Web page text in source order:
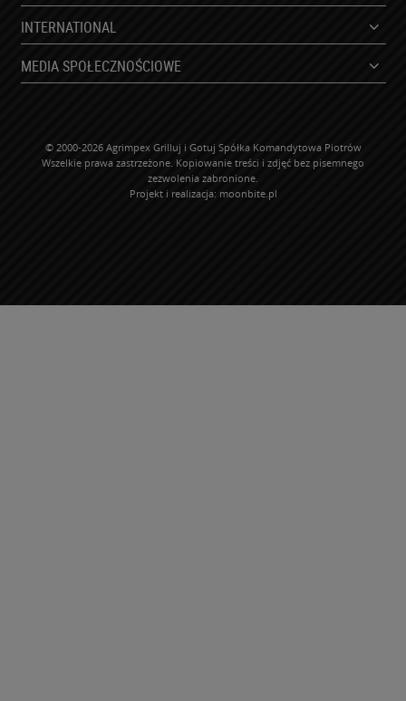
INTERNATIONAL
MEDIA SPOŁECZNOŚCIOWE
© 2000-2026 Agrimpex Grilluj i Gotuj Spółka Komandytowa Piotrów
Wszelkie prawa zastrzeżone. Kopiowanie treści i zdjęć bez pisemnego
zezwolenia zabronione.
Projekt i realizacja: moonbite.pl